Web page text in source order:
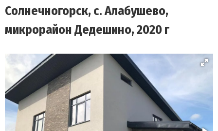
Солнечногорск, с. Алабушево,
микрорайон Дедешино, 2020 г